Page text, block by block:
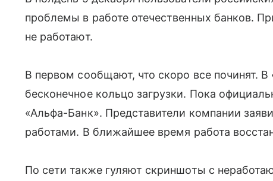
проблемы в работе отечественных банков.
не работают.
В первом сообщают, что скоро все починят.
бесконечное кольцо загрузки. Пока
«Альфа-Банк». Представители компании
работами. В ближайшее время работа
По сети также гуляют скриншоты с